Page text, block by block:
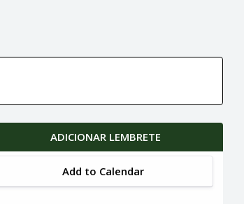
ADICIONAR LEMBRETE
Add to Calendar